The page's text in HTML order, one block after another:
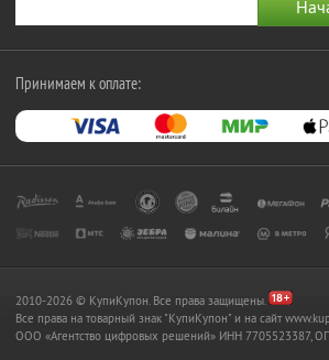
Принимаем к оплате:
2010-2026 © КупиКупон. Все права защищены.
Все права на товарный знак "КупиКупон" и на сайт
OOO «Агентство цифровых решений» ИНН 7705523387,